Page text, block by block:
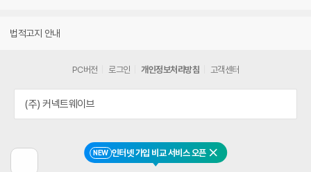
NEW 인터넷 가입 비교 서비스 오픈 닫기
법적고지 안내
PC버전 로그인 개인정보처리방침 고객센터
(주) 커넥트웨이브